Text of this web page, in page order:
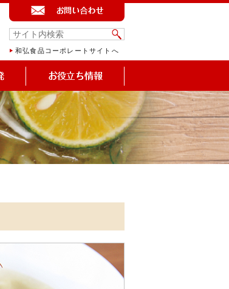
和弘食品コーポレートサイトへ